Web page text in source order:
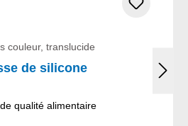
couleur, translucide
de silicone
qualité alimentaire